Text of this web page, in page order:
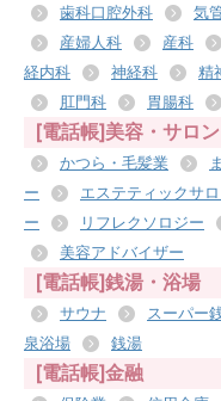
歯科口腔外科
気
産婦人科
産科
経内科
神経科 精
肛門科
胃腸科
[電話帳]美容・サロン
かつら・毛髪業
ー
エステティックサ
ー
リフレクソロジー
美容アドバイザー
[電話帳]銭湯・浴場
サウナ スーパー
泉浴場
銭湯
[電話帳]金融